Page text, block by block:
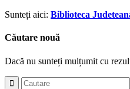
Sunteți aici: Biblioteca
Căutare nouă
Dacă nu sunteți mulțumit cu